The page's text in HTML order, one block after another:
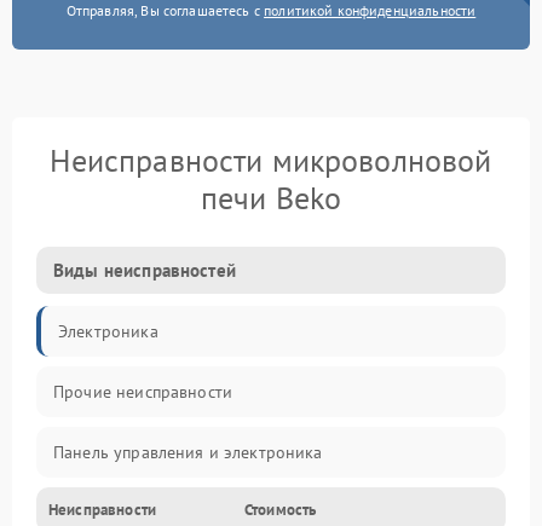
Отправляя, Вы соглашаетесь с политикой конфиденциальности
Неисправности микроволновой
печи Beko
Виды неисправностей
Электроника
Прочие неисправности
Панель управления и электроника
Дверца и корпус
Неисправности Стоимость